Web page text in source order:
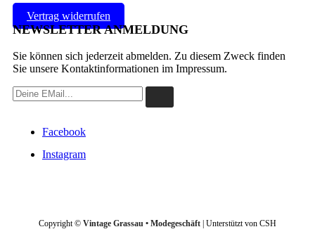
Vertrag widerrufen
NEWSLETTER ANMELDUNG
Sie können sich jederzeit abmelden. Zu diesem Zweck finden
Sie unsere Kontaktinformationen im Impressum.
Facebook
Instagram
Copyright © Vintage Grassau • Modegeschäft | Unterstützt von CSH